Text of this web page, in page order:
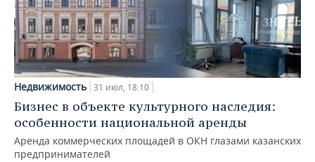
Недвижимость 31 июл, 18:10
Бизнес в объекте культурного наследия:
особенности национальной аренды
Аренда коммерческих площадей в ОКН глазами казанских
предпринимателей